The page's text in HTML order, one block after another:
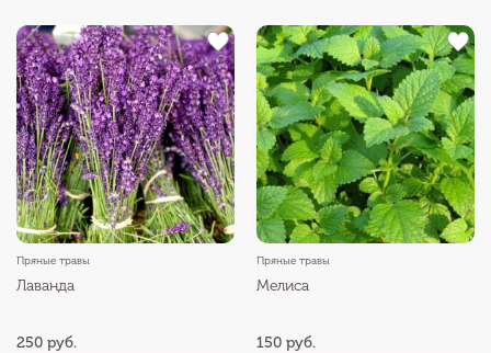
Пряные травы
Лаванда
250 руб.
Пряные травы
Мелиса
150 руб.